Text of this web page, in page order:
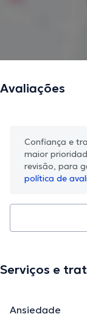
Avaliações
Confiança e
maior
revisão, para
política de
Serviços e
Ansiedade